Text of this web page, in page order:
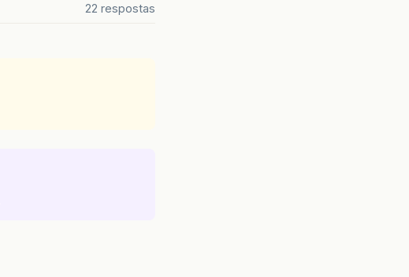
22 respostas